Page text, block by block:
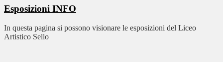
Esposizioni INFO
In questa pagina si possono visionare le esposizioni del Liceo
Artistico Sello